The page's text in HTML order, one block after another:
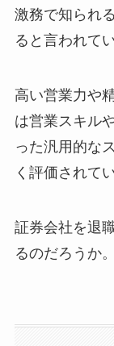
激務で知られ
ると言われてい
高い営業力や
は営業スキル
った汎用的な
く評価されてい
証券会社を退
るのだろうか。